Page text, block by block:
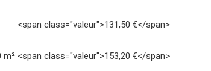
<span class="valeur">131,50 €</span>
m² <span class="valeur">153,20 €</span>